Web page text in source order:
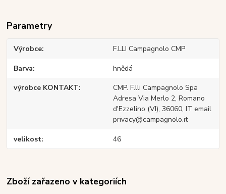
Parametry
Výrobce F.LLI Campagnolo CMP
Barva hnědá
výrobce KONTAKT
CMP. F.lli Campagnolo Spa
Adresa Via Merlo 2, Romano
d'Ezzelino (VI), 36060, IT email
privacy@campagnolo.it
velikost 46
Zboží zařazeno v kategoriích